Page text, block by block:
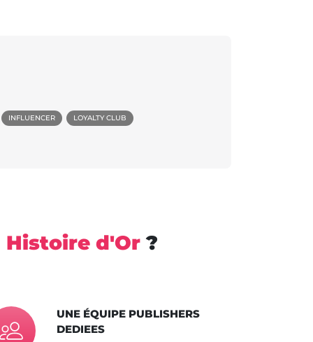
INFLUENCER LOYALTY CLUB
Histoire d'Or ?
UNE ÉQUIPE PUBLISHERS
DEDIEES